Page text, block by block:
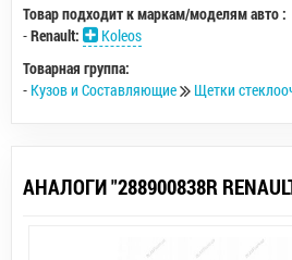
Товар подходит к маркам/моделям авто :
-Renault:
Koleos
Товарная группа:
- Кузов и Составляющие Щетки
АНАЛОГИ "288900838R